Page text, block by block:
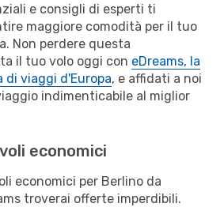
e consigli di esperti ti
maggiore comodità per il tuo
Non perdere questa
il tuo volo oggi con eDreams, la
di viaggi d'Europa, e affidati a noi
indimenticabile al miglior
economici
economici per Berlino da
troverai offerte imperdibili.